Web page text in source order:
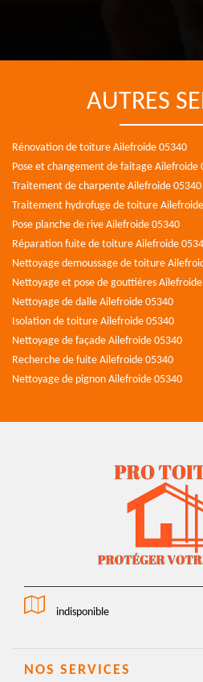
AUTRES
Rénovation de toiture Ailefroide 05340
Pose et changement de faitage Ailefroide
Traitement de charpente Ailefroide 05340
Traitement hydrofuge de toiture
Pose planche de rive Ailefroide 05340
Réparation fuite de toiture Ailefroide
Nettoyage demoussage de toiture
Nettoyage et pose de gouttières
Nettoyage de dalle Ailefroide 05340
Isolation de toiture Ailefroide 05340
Nettoyage de façade Ailefroide 05340
Recherche de fuite Ailefroide 05340
Nettoyage de pignon Ailefroide 05340
indisponible
NOS SERVICES